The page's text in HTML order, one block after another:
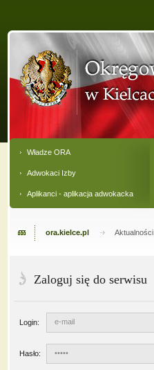
Władze ORA
Adwokaci Izby
Aplikanci - aplikacja adwokacka
ora.kielce.pl Aktualności
Zaloguj się do serwisu
Login:
Hasło: